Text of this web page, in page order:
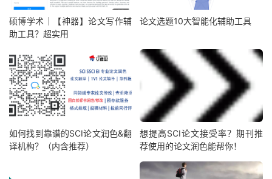
硕博学术｜【神器】论文写作辅
助工具？超实用
论文选题10大智能化辅助工具
如何找到靠谱的SCI论文润色&翻
译机构？（内含推荐）
想提高SCI论文接受率？期刊推
荐使用的论文润色能帮你！